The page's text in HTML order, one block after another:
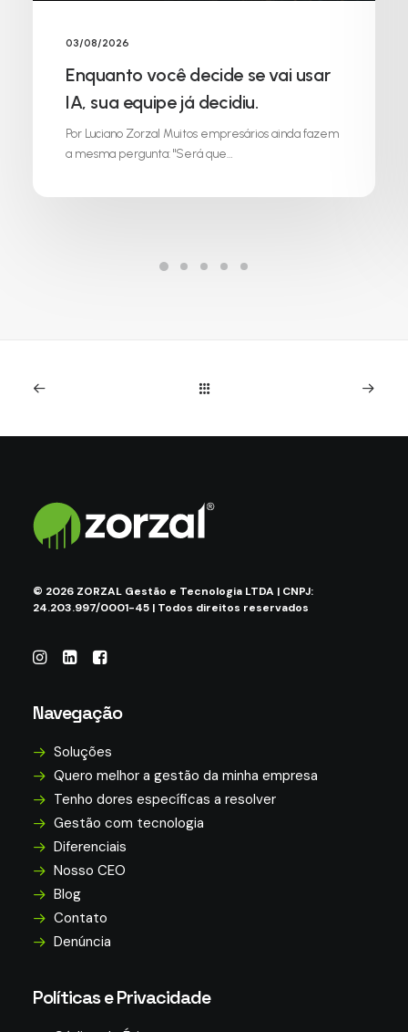
03/08/2026
Enquanto você decide se vai usar
IA, sua equipe já decidiu.
Por Luciano Zorzal Muitos empresários ainda fazem
a mesma pergunta: "Será que…
© 2026 ZORZAL Gestão e Tecnologia LTDA | CNPJ:
24.203.997/0001-45 | Todos direitos reservados
Navegação
Soluções
Quero melhor a gestão da minha empresa
Tenho dores específicas a resolver
Gestão com tecnologia
Diferenciais
Nosso CEO
Blog
Contato
Denúncia
Políticas e Privacidade